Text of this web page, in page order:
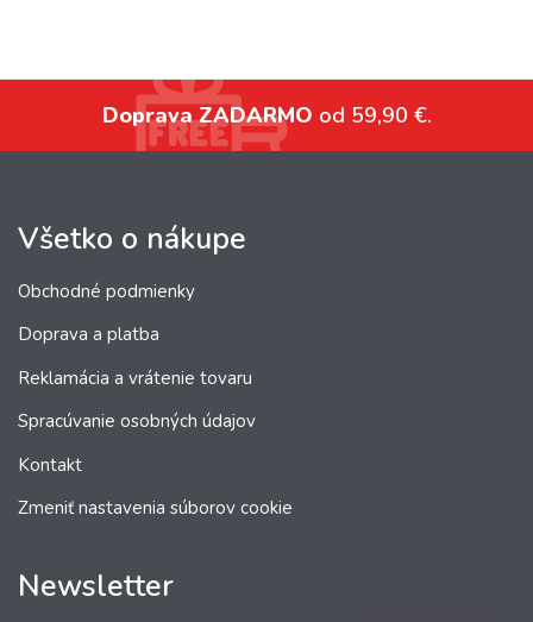
Doprava ZADARMO od 59,90 €.
Všetko o nákupe
Obchodné podmienky
Doprava a platba
Reklamácia a vrátenie tovaru
Spracúvanie osobných údajov
Kontakt
Zmeniť nastavenia súborov cookie
Newsletter